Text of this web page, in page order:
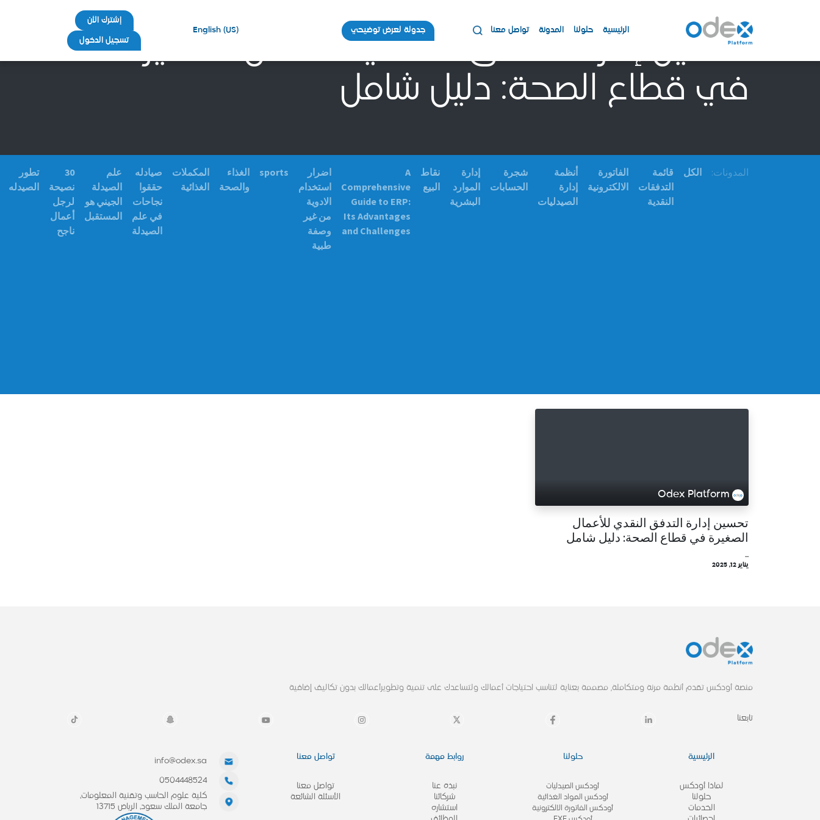
الرئيسية حلولنا المدونة تواصل معنا جدولة لعرض توضيحي English (US)
إشترك الأن
تسجيل الدخولتحسين إدارة التدفق النقدي للأعمال الصغيرة
في قطاع الصحة: دليل شامل
المدونات: الكل
قائمة
التدفقات
النقدية
الفاتورة
الالكترونية
أنظمة
إدارة
الصيدليات
شجرة
الحسابات
إدارة
الموارد
البشرية
نقاط
البيع
A
Comprehensive
Guide to ERP:
Its Advantages
and Challenges
اضرار
استخدام
الادوية
من غير
وصفة
طبية
sports
الغذاء
والصحة
المكملات
الغذائية
صيادله
حققوا
نجاحات
في علم
الصيدلة
علم
الصيدلة
الجيني هو
المستقبل
30
نصيحة
لرجل
أعمال
ناجح
تطور
الصيدله
Odex Platform
تحسين إدارة التدفق النقدي للأعمال
الصغيرة في قطاع الصحة: دليل شامل
...
يناير 12, 2025
منصة أودكس تقدم أنظمة مرنة ومتكاملة, مصممة بعناية لتناسب احتياجات أعمالك ولتساعدك على تنمية وتطويرأعمالك بدون تكاليف إضافية
تابعنا
الرئيسية
لماذا أودكس
حلولنا
الخدمات
حلولنا
أودكس الصيدليات
أودكس المواد الغذائية
أودكس الفاتورة الالكترونية
روابط مهمة
نبذة عنا
شركائنا
استشاره
تواصل معنا
تواصل معنا
الأسئلة الشائعة
info@odex.sa
0504448524
كلية علوم الحاسب وتقنية المعلومات،
جامعة الملك سعود، الرياض 13715